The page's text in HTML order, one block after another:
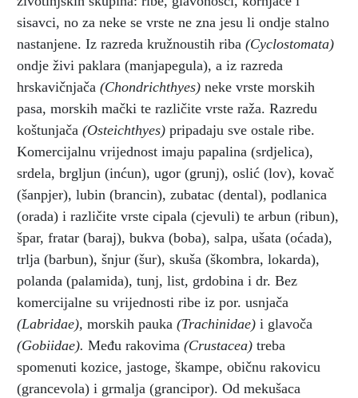
sisavci, no za neke se vrste ne zna jesu li ondje stalno
nastanjene. Iz razreda kružnoustih riba (Cyclostomata)
ondje živi paklara (manjapegula), a iz razreda
hrskavičnjača (Chondrichthyes) neke vrste morskih
pasa, morskih mački te različite vrste raža. Razredu
koštunjača (Osteichthyes) pripadaju sve ostale ribe.
Komercijalnu vrijednost imaju papalina (srdjelica),
srdela, brgljun (inćun), ugor (grunj), oslić (lov), kovač
(šanpjer), lubin (brancin), zubatac (dental), podlanica
(orada) i različite vrste cipala (cjevuli) te arbun (ribun),
špar, fratar (baraj), bukva (boba), salpa, ušata (oćada),
trlja (barbun), šnjur (šur), skuša (škombra, lokarda),
polanda (palamida), tunj, list, grdobina i dr. Bez
komercijalne su vrijednosti ribe iz por. usnjača
(Labridae), morskih pauka (Trachinidae) i glavoča
(Gobiidae). Među rakovima (Crustacea) treba
spomenuti kozice, jastoge, škampe, običnu rakovicu
(grancevola) i grmalja (grancipor). Od mekušaca